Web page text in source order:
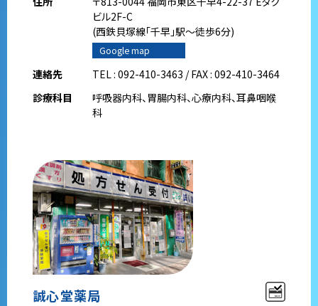
ビル2F-C
(西鉄貝塚線｢千早｣駅～徒歩6分)
Google map
連絡先
TEL : 092-410-3463 / FAX : 092-410-3464
診療科目
呼吸器内科、胃腸内科、心療内科、耳鼻咽喉
科
誠心堂薬局